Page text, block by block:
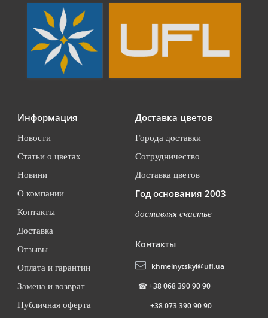
Информация
Новости
Статьи о цветах
Новини
О компании
Контакты
Доставка
Отзывы
Оплата и гарантии
Замена и возврат
Публичная оферта
Доставка цветов
Города доставки
Сотрудничество
Доставка цветов
Год основания 2003
доставляя счастье
Контакты
khmelnytskyi@ufl.ua
☎ +38 068 390 90 90
+38 073 390 90 90